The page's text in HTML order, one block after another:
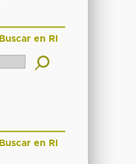
Buscar en RI
Buscar en RI